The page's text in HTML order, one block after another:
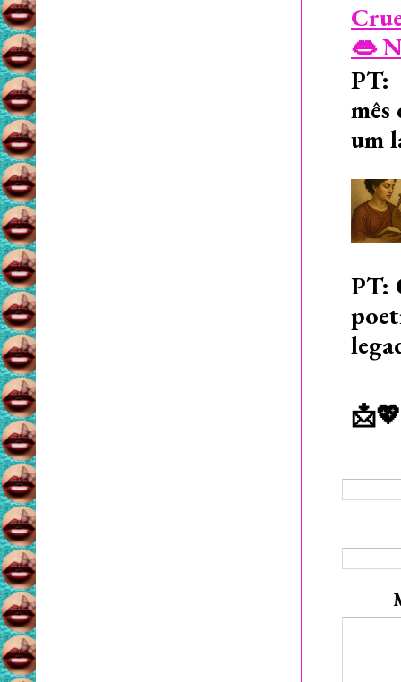
👄
PT:
um
PT: